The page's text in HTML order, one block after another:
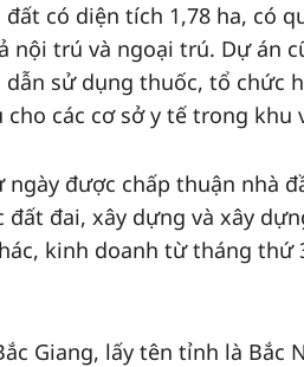
có diện tích 1,78 ha, có
nội trú và ngoại trú. Dự án
sử dụng thuốc, tổ chức
các cơ sở y tế trong khu
được chấp thuận nhà
đai, xây dựng và xây
kinh doanh từ tháng thứ
Giang, lấy tên tỉnh là Bắc